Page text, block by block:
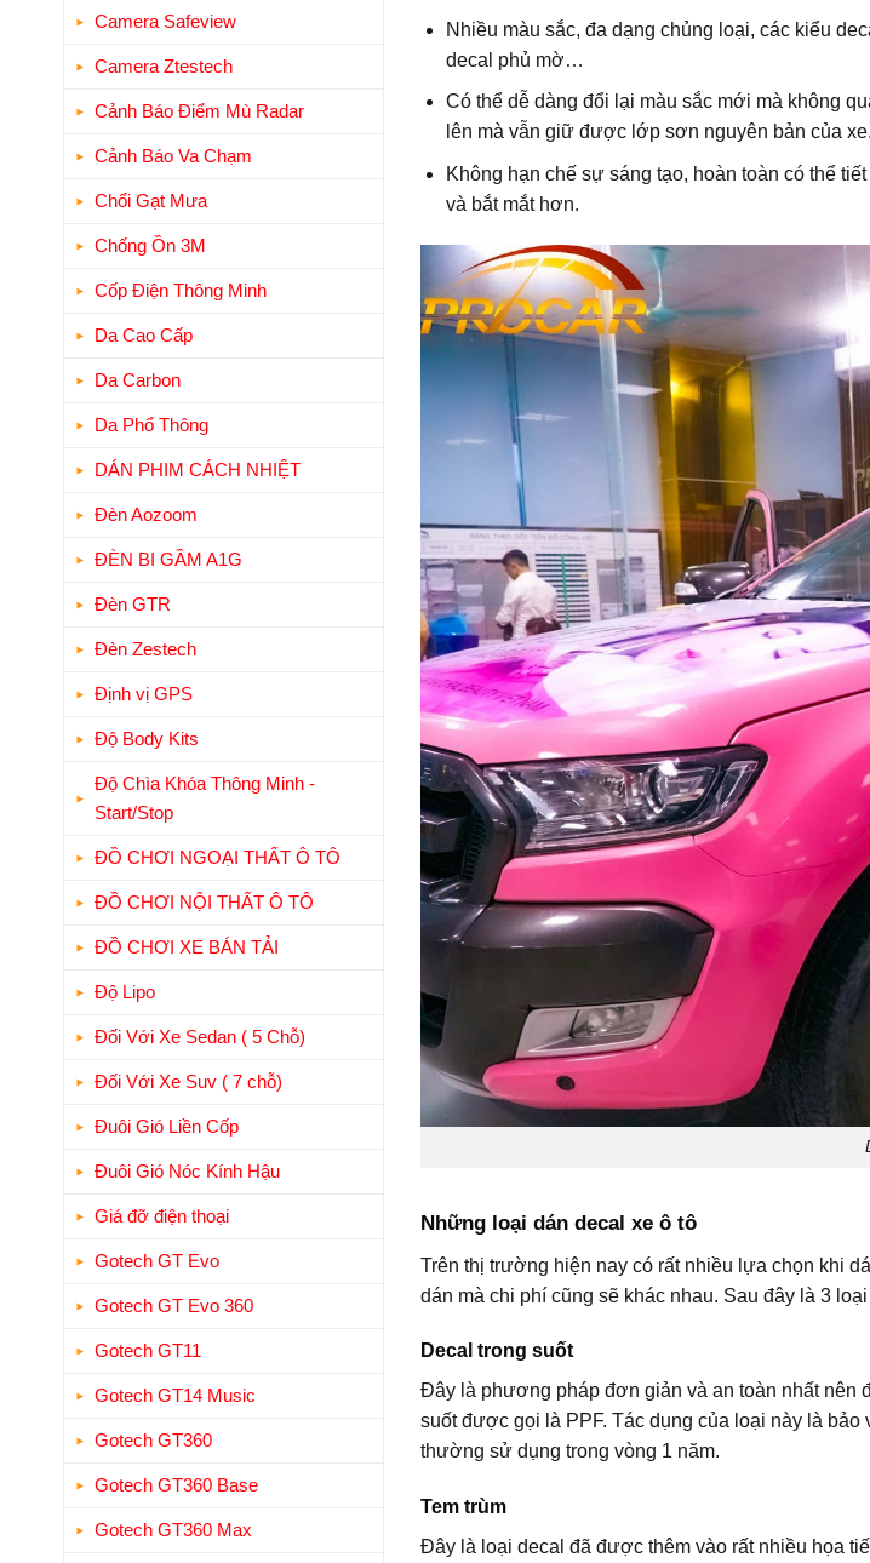
Camera Safeview
Camera Ztestech
Cảnh Báo Điểm Mù Radar
Cảnh Báo Va Chạm
Chổi Gạt Mưa
Chống Ồn 3M
Cốp Điện Thông Minh
Da Cao Cấp
Da Carbon
Da Phổ Thông
DÁN PHIM CÁCH NHIỆT
Đèn Aozoom
ĐÈN BI GẦM A1G
Đèn GTR
Đèn Zestech
Định vị GPS
Độ Body Kits
Độ Chìa Khóa Thông Minh -
Start/Stop
ĐỒ CHƠI NGOẠI THẤT Ô TÔ
ĐỒ CHƠI NỘI THẤT Ô TÔ
ĐỒ CHƠI XE BÁN TẢI
Độ Lipo
Đối Với Xe Sedan ( 5 Chỗ)
Đối Với Xe Suv ( 7 chỗ)
Đuôi Gió Liền Cốp
Đuôi Gió Nóc Kính Hậu
Giá đỡ điện thoại
Gotech GT Evo
Gotech GT Evo 360
Gotech GT11
Gotech GT14 Music
Gotech GT360
Gotech GT360 Base
Gotech GT360 Max
Nhiều màu sắc, đa dạng chủng loại, các kiểu
decal phủ mờ…
Có thể dễ dàng đổi lại màu sắc mới mà không
lên mà vẫn giữ được lớp sơn nguyên bản của xe.
Không hạn chế sự sáng tạo, hoàn toàn có thể
và bắt mắt hơn.
Những loại dán decal xe ô tô
Trên thị trường hiện nay có rất nhiều lựa chọn khi
dán mà chi phí cũng sẽ khác nhau. Sau đây là 3
Decal trong suốt
Đây là phương pháp đơn giản và an toàn nhất nên
suốt được gọi là PPF. Tác dụng của loại này là
thường sử dụng trong vòng 1 năm.
Tem trùm
Đây là loại decal đã được thêm vào rất nhiều họa